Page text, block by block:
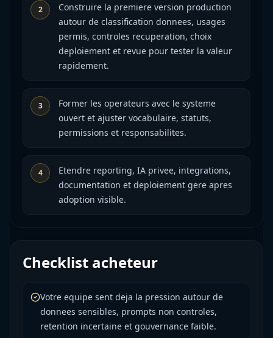
2
Construire la premiere version production
autour de classification donnees, usages
permis, controles recuperation, choix
deploiement et revue pour tester la valeur
rapidement.
3
Former les operateurs avec le systeme
ouvert et ajuster vocabulaire, statuts,
permissions et responsabilites.
4
Etendre reporting, IA privee, integrations,
documentation et deploiement gere apres
adoption visible.
Checklist acheteur
Votre equipe sent deja la pression autour de
donnees sensibles, prompts non controles,
retention incertaine et gouvernance faible.